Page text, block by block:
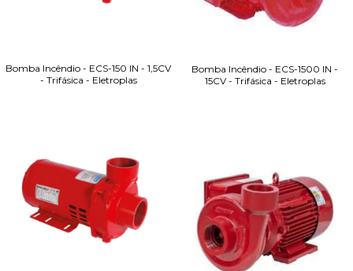
Bomba Incêndio - ECS-150 IN - 1,5CV
- Trifásica - Eletroplas
Bomba Incêndio - ECS-1500 IN -
15CV - Trifásica - Eletroplas